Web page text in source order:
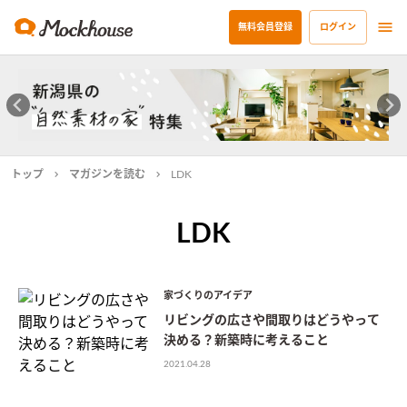
無料会員登録 ログイン
トップ マガジンを読む LDK
LDK
家づくりのアイデア
リビングの広さや間取りはどうやって
決める？新築時に考えること
2021.04.28